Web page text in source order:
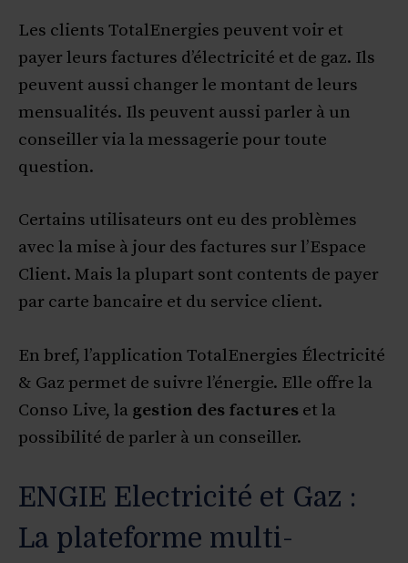
Les clients TotalEnergies peuvent voir et
payer leurs factures d’électricité et de gaz. Ils
peuvent aussi changer le montant de leurs
mensualités. Ils peuvent aussi parler à un
conseiller via la messagerie pour toute
question.
Certains utilisateurs ont eu des problèmes
avec la mise à jour des factures sur l’Espace
Client. Mais la plupart sont contents de payer
par carte bancaire et du service client.
En bref, l’application TotalEnergies Électricité
& Gaz permet de suivre l’énergie. Elle offre la
Conso Live, la gestion des factures et la
possibilité de parler à un conseiller.
ENGIE Electricité et Gaz :
La plateforme multi-